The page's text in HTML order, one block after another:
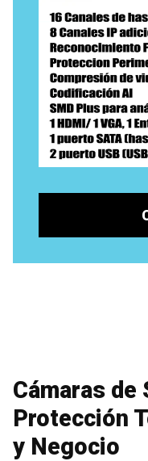
Cámaras de
Protección
y Negocio